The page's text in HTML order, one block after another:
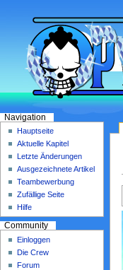
Navigation
Hauptseite
Aktuelle Kapitel
Letzte Änderungen
Ausgezeichnete Artikel
Teambewerbung
Zufällige Seite
Hilfe
Community
Einloggen
Die Crew
Forum